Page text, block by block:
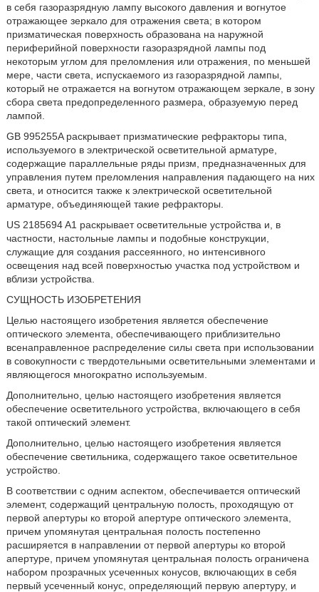
в себя газоразрядную лампу высокого давления и вогнутое
отражающее зеркало для отражения света; в котором
призматическая поверхность образована на наружной
периферийной поверхности газоразрядной лампы под
некоторым углом для преломления или отражения, по меньшей
мере, части света, испускаемого из газоразрядной лампы,
который не отражается на вогнутом отражающем зеркале, в зону
сбора света предопределенного размера, образуемую перед
лампой.
GB 995255A раскрывает призматические рефракторы типа,
используемого в электрической осветительной арматуре,
содержащие параллельные ряды призм, предназначенных для
управления путем преломления направления падающего на них
света, и относится также к электрической осветительной
арматуре, объединяющей такие рефракторы.
US 2185694 A1 раскрывает осветительные устройства и, в
частности, настольные лампы и подобные конструкции,
служащие для создания рассеянного, но интенсивного
освещения над всей поверхностью участка под устройством и
вблизи устройства.
СУЩНОСТЬ ИЗОБРЕТЕНИЯ
Целью настоящего изобретения является обеспечение
оптического элемента, обеспечивающего приблизительно
всенаправленное распределение силы света при использовании
в совокупности с твердотельными осветительными элементами и
являющегося многократно используемым.
Дополнительно, целью настоящего изобретения является
обеспечение осветительного устройства, включающего в себя
такой оптический элемент.
Дополнительно, целью настоящего изобретения является
обеспечение светильника, содержащего такое осветительное
устройство.
В соответствии с одним аспектом, обеспечивается оптический
элемент, содержащий центральную полость, проходящую от
первой апертуры ко второй апертуре оптического элемента,
причем упомянутая центральная полость постепенно
расширяется в направлении от первой апертуры ко второй
апертуре, причем упомянутая центральная полость ограничена
набором прозрачных усеченных конусов, включающих в себя
первый усеченный конус, определяющий первую апертуру, и